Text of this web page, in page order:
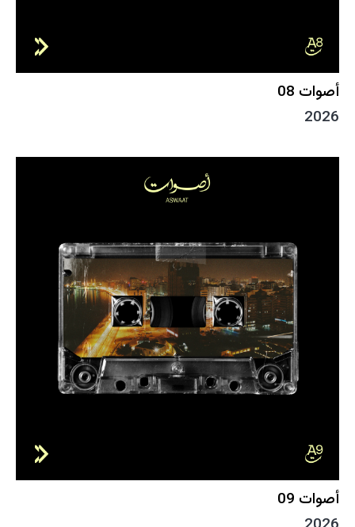
أصوات 08
2026
أصوات 09